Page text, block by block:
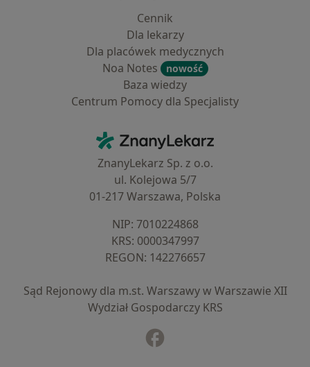
Cennik
Dla lekarzy
Dla placówek medycznych
Noa Notes
nowość
Baza wiedzy
Centrum Pomocy dla Specjalisty
ZnanyLekarz - Strona główna
ZnanyLekarz Sp. z o.o.
ul. Kolejowa 5/7
01-217 Warszawa, Polska
NIP: ⁠7010224868
KRS: ⁠0000347997
REGON: ⁠142276657
Sąd Rejonowy dla m.st. Warszawy w Warszawie XII
Wydział Gospodarczy KRS